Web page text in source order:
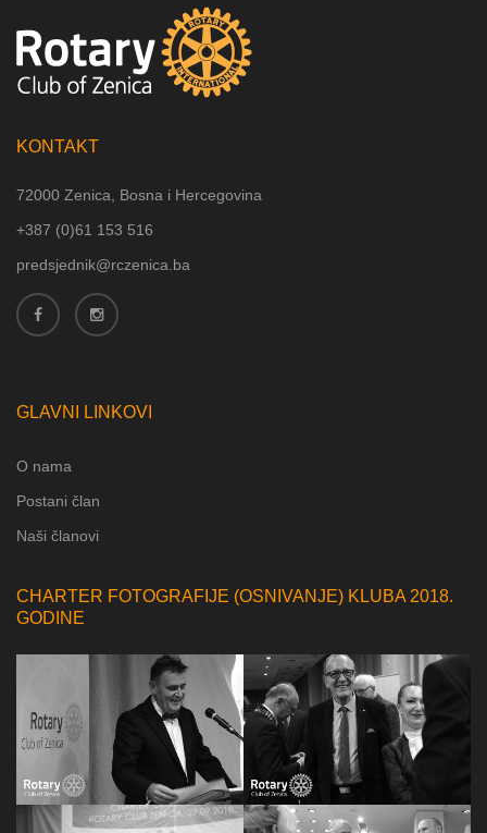
KONTAKT
72000 Zenica, Bosna i Hercegovina
+387 (0)61 153 516
predsjednik@rczenica.ba
GLAVNI LINKOVI
O nama
Postani član
Naši članovi
CHARTER FOTOGRAFIJE (OSNIVANJE) KLUBA 2018.
GODINE